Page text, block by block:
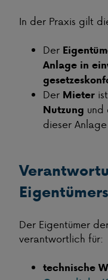
In der Praxis gilt
Der
Anlage in
Der Mieter
Nutzung und
dieser
Eigentümers
Der Eigentümer
verantwortlich für:
technische